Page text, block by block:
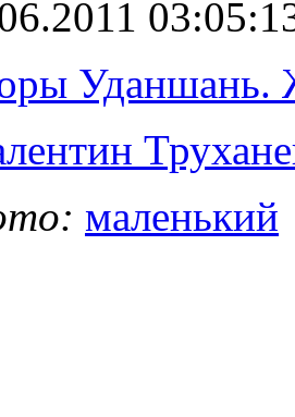
Уданшань.
маленький